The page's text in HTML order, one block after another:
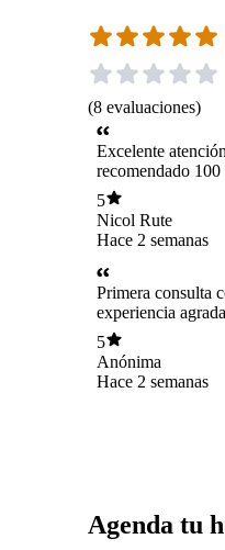
(8 evaluaciones)
Excelente
recomendado 100
5
Nicol Rute
Hace 2 semanas
Primera consulta
experiencia
disposición para
utilizando
me quedaban
una atención
5
Anónima
Hace 2 semanas
Agenda tu